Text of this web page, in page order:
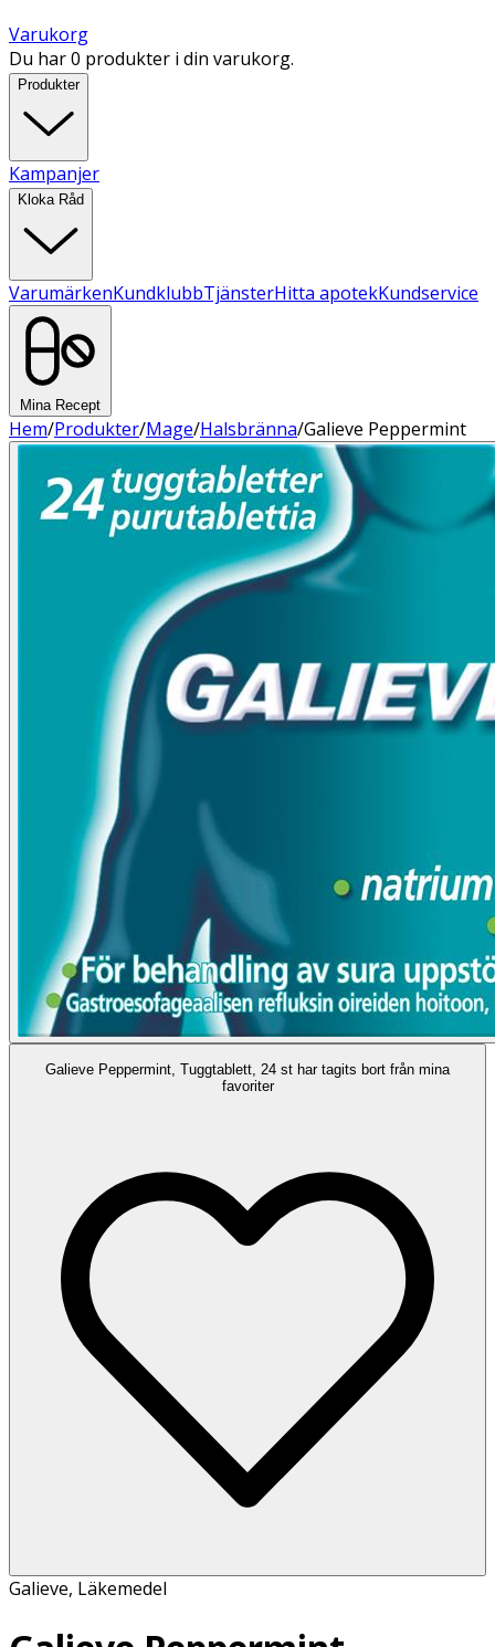
Varukorg
Du har 0 produkter i din varukorg.
Produkter
Kampanjer
Kloka Råd
VarumärkenKundklubbTjänsterHitta apotekKundservice
Mina Recept
Hem/Produkter/Mage/Halsbränna/Galieve Peppermint
Galieve Peppermint, Tuggtablett, 24 st har tagits bort från mina
favoriter
Galieve, Läkemedel